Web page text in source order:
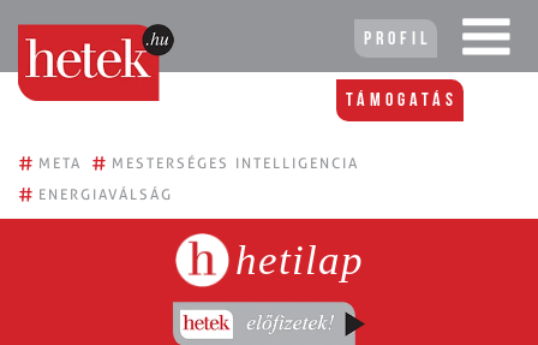
Profil
Támogatás
# META # MESTERSÉGES INTELLIGENCIA
# ENERGIAVÁLSÁG
hetilap